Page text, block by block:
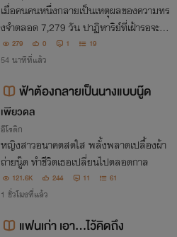
เมื่อคนคนหนึ่งกลายเป็นเหตุผลของความทร
งจำตลอด 7,279 วัน ปาฏิหาริย์ที่เฝ้ารอจะพ
าหัวใจที่เติบโตขึ้น ไปพบกับความหมายของค
วามรักแบบไหน
279 0 1 19
54 นาทีที่แล้ว
ฟ้าต้องกลายเป็นนางแบบนู๊ด
เพียวดล
อีโรติก
หญิงสาวอนาคตสดใส พลั้งพลาดเปลื้องผ้า
ถ่ายนู๊ด ทำชีวิตเธอเปลี่ยนไปตลอดกาล
121.6K 244 11 61
1 ชั่วโมงที่แล้ว
แฟนเก่า เอา...ไว้คิดถึง